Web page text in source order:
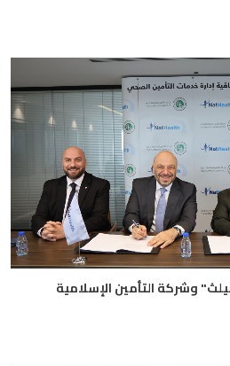
وشركة التأمين الإسلامية